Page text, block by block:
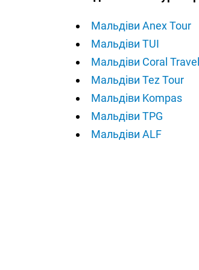
Мальдіви Anex Tour
Мальдіви TUI
Мальдіви Coral Travel
Мальдіви Tez Tour
Мальдіви Kompas
Мальдіви TPG
Мальдіви ALF